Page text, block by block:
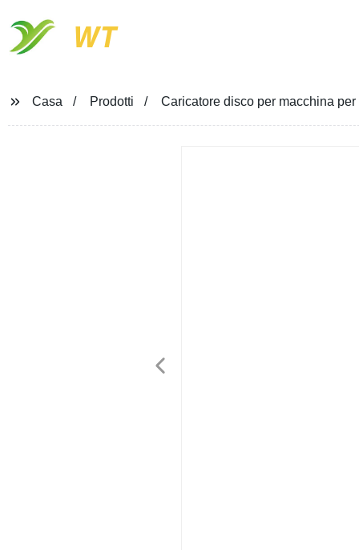
WT
Casa Prodotti Caricatore disco per macchina